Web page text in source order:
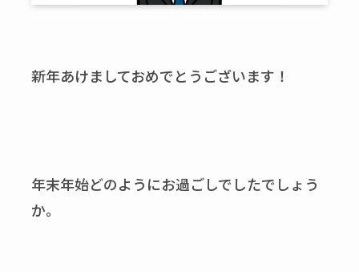
新年あけましておめでとうございます！
年末年始どのようにお過ごしでしたでしょう
か。